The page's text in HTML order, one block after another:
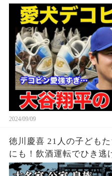
2024/09/09
徳川慶喜 21人の子ども
にも！飲酒運転でひき逃